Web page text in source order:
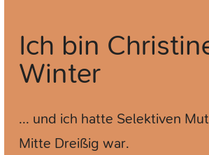
Ich bin
Winter
... und ich hatte Selektiven
Mitte Dreißig war.